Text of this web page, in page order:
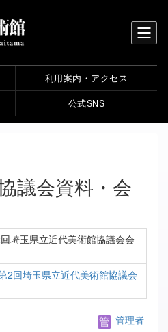
利用案内・アクセス
公式SNS
議会資料・会
埼玉県立近代美術館協議会会
2回埼玉県立近代美術館協議会
管理者